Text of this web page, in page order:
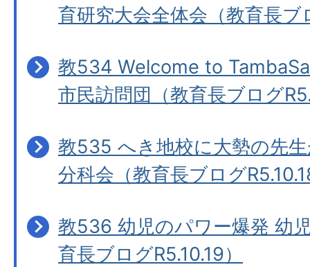
育研究大会全体会（教育長ブ
教534 Welcome to
市民訪問団（教育長ブログ
教535 へき地校に大勢の先
分科会（教育長ブログ
教536 幼児のパワー爆発 幼
育長ブログR5.10.19）